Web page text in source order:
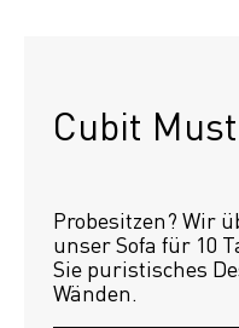
Cubit
Probesitzen? Wir
unser Sofa für 10
Sie puristisches
Wänden.